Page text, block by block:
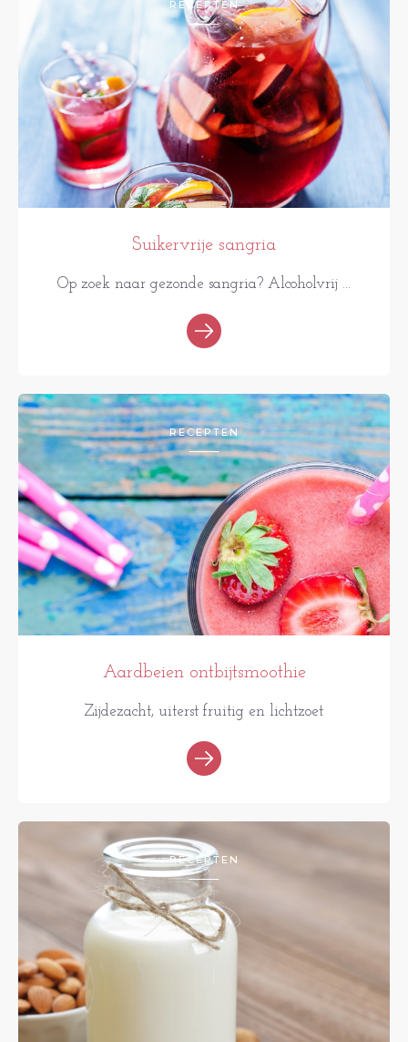
RECEPTEN
Suikervrije sangria
Op zoek naar gezonde sangria? Alcoholvrij ...
RECEPTEN
Aardbeien ontbijtsmoothie
Zijdezacht, uiterst fruitig en lichtzoet
RECEPTEN